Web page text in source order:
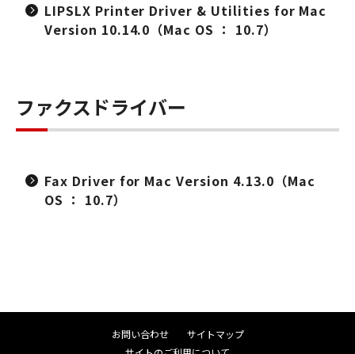
LIPSLX Printer Driver & Utilities for Mac
Version 10.14.0（Mac OS ： 10.7）
ファクスドライバー
Fax Driver for Mac Version 4.13.0（Mac
OS ： 10.7）
お問い合わせ
サイトマップ